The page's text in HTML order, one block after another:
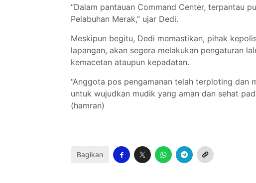
“Dalam pantauan Command Center, terpantau
Pelabuhan Merak,” ujar Dedi.
Meskipun begitu, Dedi memastikan, pihak
lapangan, akan segera melakukan pengaturan
kemacetan ataupun kepadatan.
“Anggota pos pengamanan telah terploting dan
untuk wujudkan mudik yang aman dan sehat
(hamran)
Bagikan